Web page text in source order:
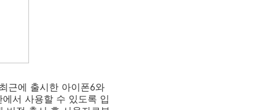
근에 출시한 아이폰6와
서 사용할 수 있도록 입